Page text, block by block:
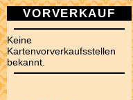
VORVERKAUF
Keine
Kartenvorverkaufsstellen
bekannt.